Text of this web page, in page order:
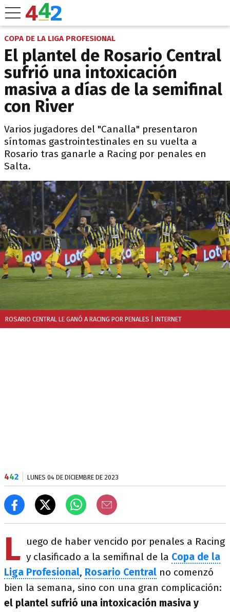
COPA DE LA LIGA PROFESIONAL
El plantel de Rosario Central
sufrió una intoxicación
masiva a días de la semifinal
con River
Varios jugadores del "Canalla" presentaron
síntomas gastrointestinales en su vuelta a
Rosario tras ganarle a Racing por penales en
Salta.
ROSARIO CENTRAL LE GANÓ A RACING POR PENALES | INTERNET
442 LUNES 04 DE DICIEMBRE DE 2023
L uego de haber vencido por penales a Racing
y clasificado a la semifinal de la Copa de la
Liga Profesional, Rosario Central no comenzó
bien la semana, sino con una gran complicación:
el plantel sufrió una intoxicación masiva y